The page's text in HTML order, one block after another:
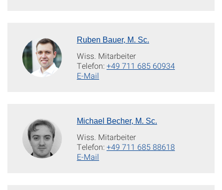
Ruben Bauer, M. Sc.
Wiss. Mitarbeiter
Telefon:+49 711 685 60934
E-Mail
Michael Becher, M. Sc.
Wiss. Mitarbeiter
Telefon:+49 711 685 88618
E-Mail